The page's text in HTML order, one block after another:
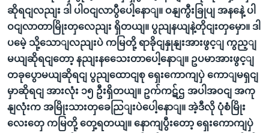
ဆိုရငျလညျး ဒါ ပါဝငျလာပွီပေါ့နောျ။ ဝနျကွီးခြုပျ အနနေဲ့ ပါ
ဝငျလာတာမြိုးတှလေညျး ရှိတယျ။ ပွညျနယျနဲ့တိုငျးတှမှော။ ဒါ
ပမေဲ့ သို့သောျလညျးပဲ ကမြတို့ ရာခိုငျနှုနျးအားဖွင့ျ ကွည့ျ
မယျဆိုရငျတော့ နညျးနသေေးတာပေါ့နောျ။ ဥပမာအားဖွင့ျ
တခုပွောမယျဆိုရငျ ပွညျထောငျစု ရှေးကောကျပှဲ ကောျမရှငျ
မှာဆိုရငျ အားလုံး ၁၅ ဦးရှိတယျ။ ဥက်ကဋ်ဌ အပါအဝငျ အကု
နျလုံးက အမြိုးသားတှခေညြျးပဲပေါ့နောျ။ အဲ့ဒီလို ပုံစံမြိုး
လေးတှေ ကမြတို့ တှေ့ရတယျ။ နောကျပွီးတော့ ရှေးကောကျပှဲ